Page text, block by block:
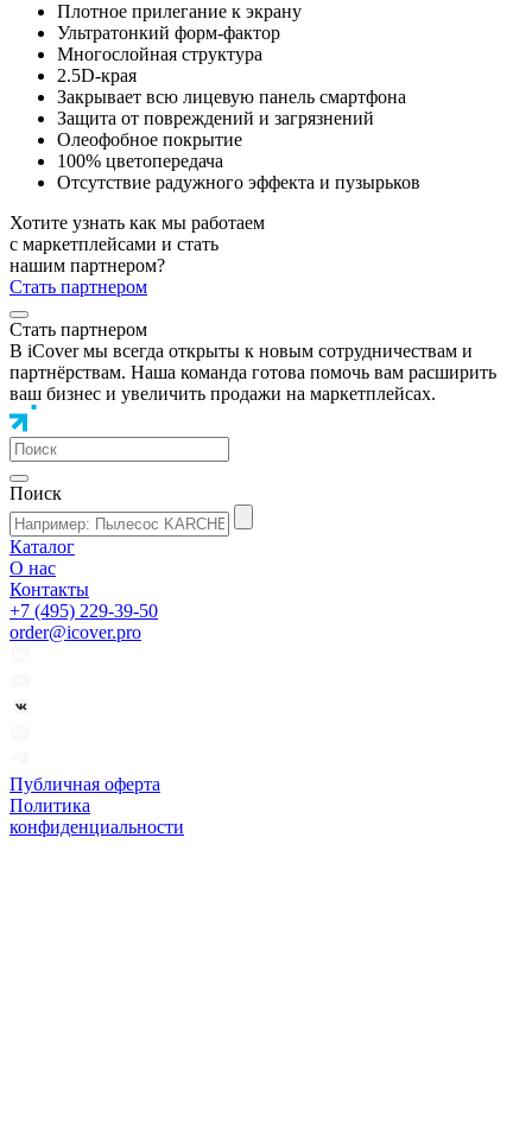
Плотное прилегание к экрану
Ультратонкий форм-фактор
Многослойная структура
2.5D-края
Закрывает всю лицевую панель смартфона
Защита от повреждений и загрязнений
Олеофобное покрытие
100% цветопередача
Отсутствие радужного эффекта и пузырьков
Хотите узнать как мы работаем
с маркетплейсами и стать
нашим партнером?
Стать партнером
Стать партнером
В iCover мы всегда открыты к новым сотрудничествам и
партнёрствам. Наша команда готова помочь вам расширить
ваш бизнес и увеличить продажи на маркетплейсах.
Поиск
Каталог
О нас
Контакты
+7 (495) 229-39-50
order@icover.pro
Публичная оферта
Политика
конфиденциальности